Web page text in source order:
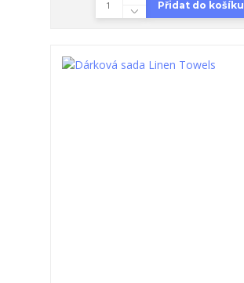
Přidat do košíku